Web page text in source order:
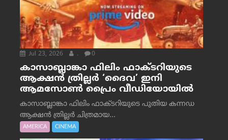
Jul 23, 2026 . 0
കാസാബ്ലാങ്കാ ഫിലിം ഫാക്ടറിയുടെ
ആക്ഷൻ ത്രില്ലർ ‘ദൈവ’ ഇനി
ആമസോൺ പ്രൈം വീഡിയോയിൽ
കാസാബ്ലാങ്കാ ഫിലിം ഫാക്ടറിയുടെ പുതിയ കന്നഡ
ആക്ഷൻ ത്രില്ലർ ചിത്രമായ...
AMERICA CINEMA